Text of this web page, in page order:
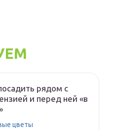
рядом с
и перед ней «в
цветы